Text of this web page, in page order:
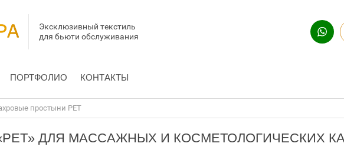
Эксклюзивный текстиль
для бьюти обслуживания
ПОРТФОЛИО КОНТАКТЫ
простыни PET
ДЛЯ МАССАЖНЫХ И КОСМЕТОЛОГИЧЕСКИХ